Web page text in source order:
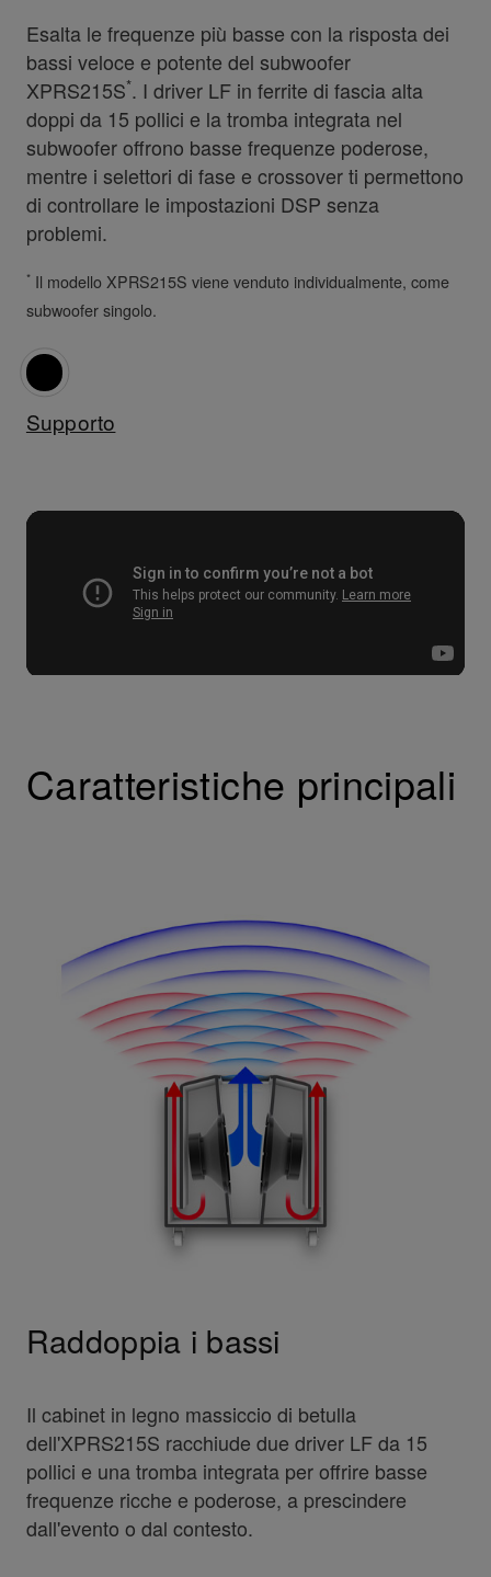
Esalta le frequenze più basse con la risposta dei
bassi veloce e potente del subwoofer
XPRS215S*. I driver LF in ferrite di fascia alta
doppi da 15 pollici e la tromba integrata nel
subwoofer offrono basse frequenze poderose,
mentre i selettori di fase e crossover ti permettono
di controllare le impostazioni DSP senza
problemi.
*Il modello XPRS215S viene venduto individualmente, come
subwoofer singolo.
Supporto
Caratteristiche principali
Raddoppia i bassi
Il cabinet in legno massiccio di betulla
dell'XPRS215S racchiude due driver LF da 15
pollici e una tromba integrata per offrire basse
frequenze ricche e poderose, a prescindere
dall'evento o dal contesto.